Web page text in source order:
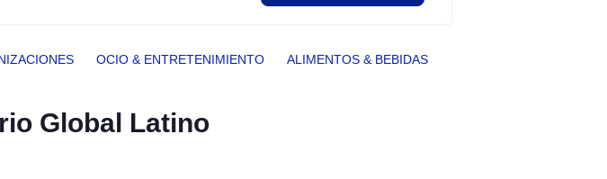
OCIO & ENTRETENIMIENTO ALIMENTOS & BEBIDAS
Global Latino